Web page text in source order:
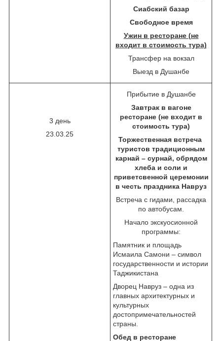
Сиабский базар
Свободное время
Ужин в ресторане (не
входит в стоимость тура)
Трансфер на вокзал
Выезд в Душанбе
3 день
23.03.25
Прибытие в Душанбе
Завтрак в вагоне
ресторане (не входит в
стоимость тура)
Торжественная встреча
туристов традиционным
карнай – сурнай, обрядом
хлеба и соли и
приветсвенной церемонии
в честь праздника Навруз
Встреча с гидами, рассадка
по автобусам.
Начало экскуосионной
программы:
Памятник и площадь
Исмаила Самони – символ
государственности и истории
Таджикистана
Дворец Навруз – одна из
главных архитектурных и
культурных
достопримечательностей
страны.
Обед в ресторане